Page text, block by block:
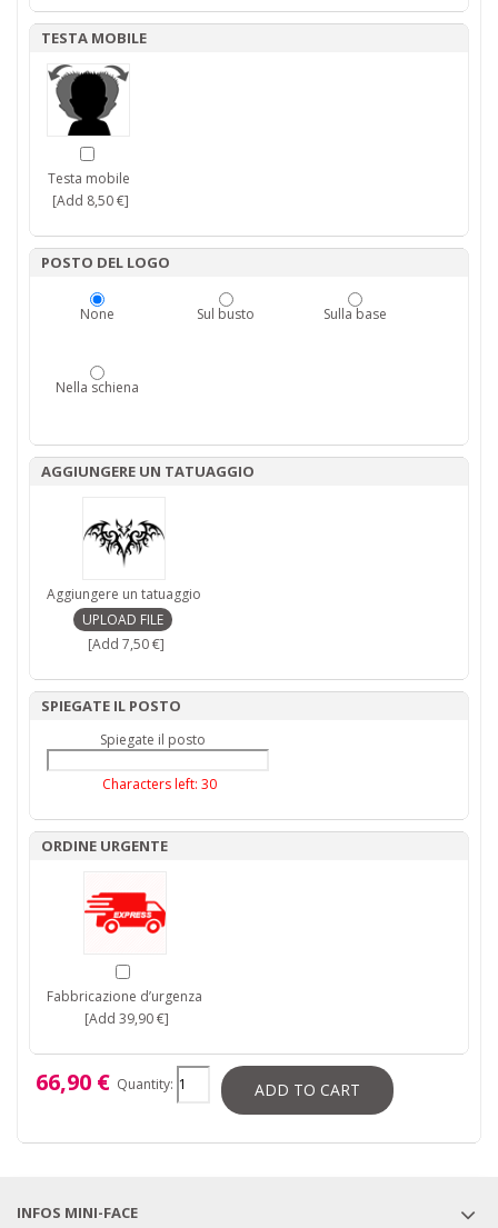
TESTA MOBILE
Testa mobile
[Add 8,50 €]
POSTO DEL LOGO
None Sul busto Sulla base
Nella schiena
AGGIUNGERE UN TATUAGGIO
Aggiungere un tatuaggio
[Add 7,50 €]
SPIEGATE IL POSTO
Spiegate il posto
Characters left: 30
ORDINE URGENTE
Fabbricazione d’urgenza
[Add 39,90 €]
66,90 € Quantity: ADD TO CART
INFOS MINI-FACE